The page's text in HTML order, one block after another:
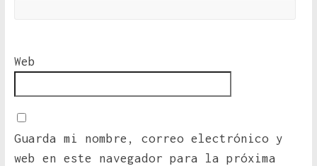
Web
Guarda mi nombre, correo electrónico y
web en este navegador para la próxima